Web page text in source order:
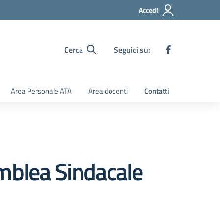
Accedi
Cerca Seguici su:
Area Personale ATA Area docenti Contatti
Sindacale